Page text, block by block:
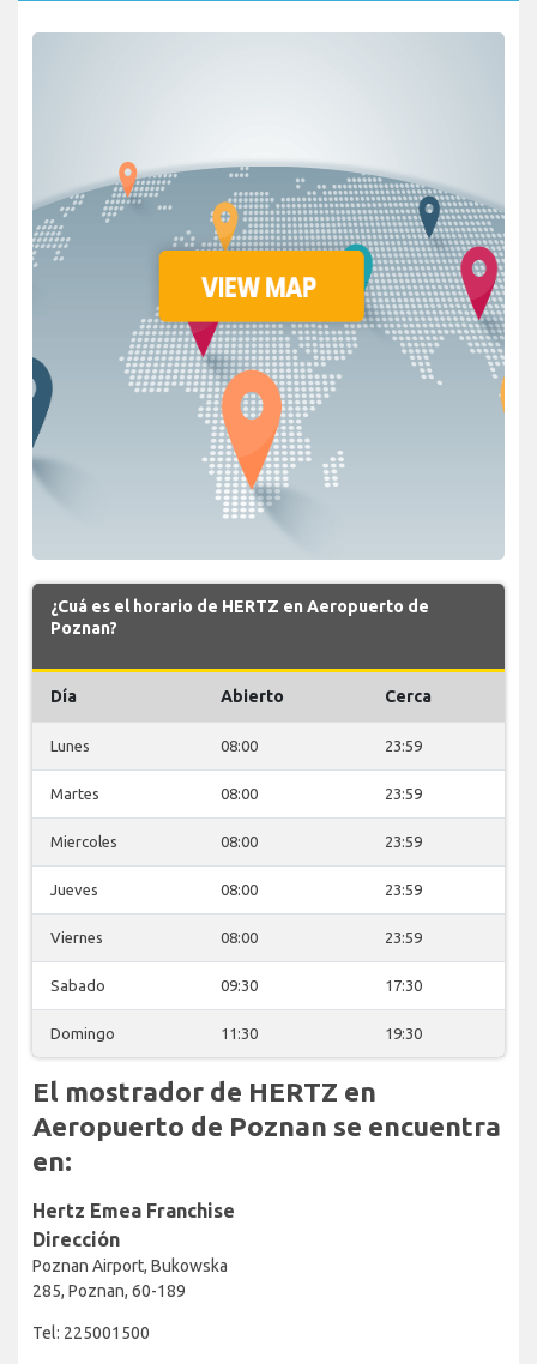
¿Cuá es el horario de HERTZ en Aeropuerto de
Poznan?
Día Abierto Cerca
Lunes 08:00 23:59
Martes 08:00 23:59
Miercoles 08:00 23:59
Jueves 08:00 23:59
Viernes 08:00 23:59
Sabado 09:30 17:30
Domingo 11:30 19:30
El mostrador de HERTZ en
Aeropuerto de Poznan se encuentra
en:
Hertz Emea Franchise
Dirección
Poznan Airport, Bukowska
285, Poznan, 60-189
Tel: 225001500